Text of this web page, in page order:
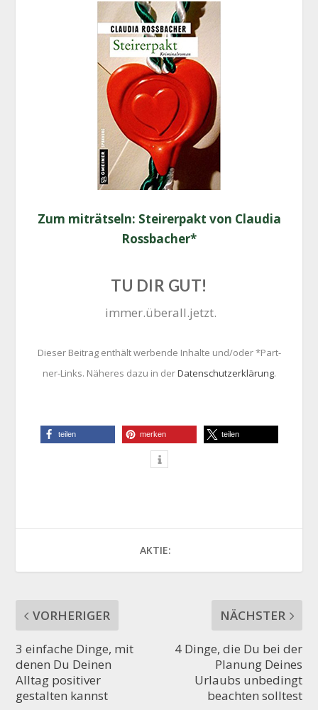
Zum mit­rät­seln: Stei­rer­pakt von Clau­dia
Rossbacher*
TU DIR GUT!
immer.überall.jetzt.
Die­ser Bei­trag ent­hält wer­ben­de Inhal­te und/oder *Part­
ner-Links. Nähe­res dazu in derDaten­schutz­er­klä­rung.
tei­len mer­ken tei­len
AKTIE:
VORHERIGER
3 einfache Dinge, mit
denen Du Deinen
Alltag positiver
gestalten kannst
NÄCHSTER
4 Dinge, die Du bei der
Planung Deines
Urlaubs unbedingt
beachten solltest